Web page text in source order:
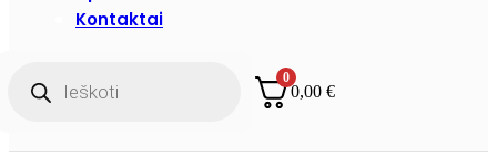
Kontaktai
search
0
0,00€